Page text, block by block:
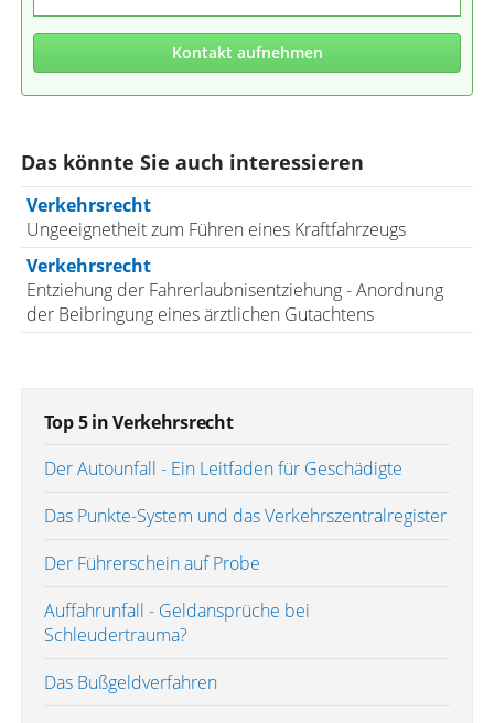
Kontakt aufnehmen
Das könnte Sie auch interessieren
Verkehrsrecht
Ungeeignetheit zum Führen eines Kraftfahrzeugs
Verkehrsrecht
Entziehung der Fahrerlaubnisentziehung - Anordnung
der Beibringung eines ärztlichen Gutachtens
Top 5 in Verkehrsrecht
Der Autounfall - Ein Leitfaden für Geschädigte
Das Punkte-System und das Verkehrszentralregister
Der Führerschein auf Probe
Auffahrunfall - Geldansprüche bei
Schleudertrauma?
Das Bußgeldverfahren